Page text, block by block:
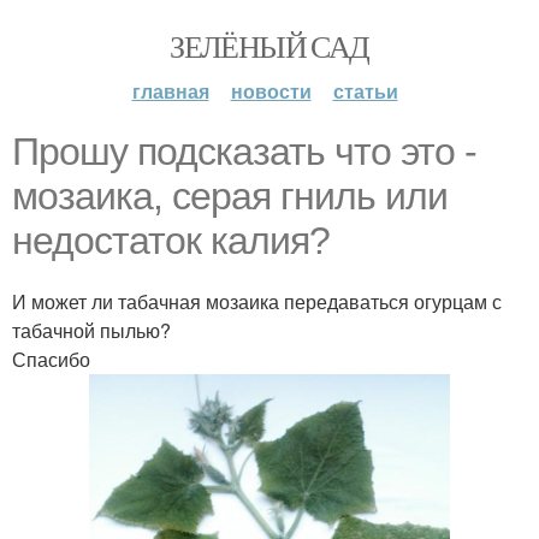
ЗЕЛЁНЫЙ САД
главная новости статьи
Прошу подсказать что это -
мозаика, серая гниль или
недостаток калия?
И может ли табачная мозаика передаваться огурцам с
табачной пылью?
Спасибо